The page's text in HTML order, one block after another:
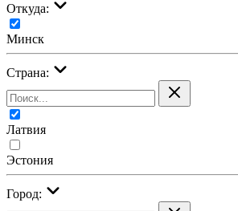
Откуда:
Минск
Страна:
Латвия
Эстония
Город: